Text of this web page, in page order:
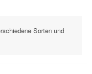
Sorten und